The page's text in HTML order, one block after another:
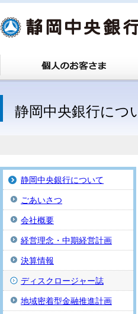
静岡中央銀行につ
静岡中央銀行について
ごあいさつ
会社概要
経営理念・中期経営計画
決算情報
ディスクロージャー誌
地域密着型金融推進計画